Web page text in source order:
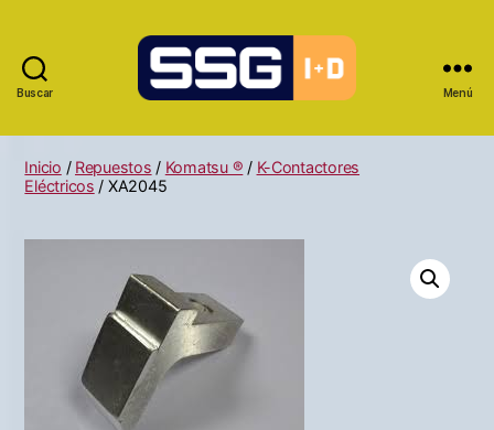
Buscar Menú
Inicio / Repuestos / Komatsu ® / K-Contactores
Eléctricos / XA2045